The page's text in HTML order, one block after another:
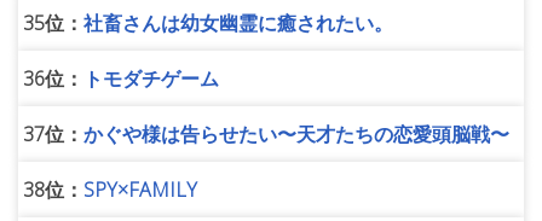
35位： 社畜さんは幼女幽霊に癒されたい。
36位： トモダチゲーム
37位： かぐや様は告らせたい〜天才たちの恋愛頭脳戦〜
38位： SPY×FAMILY